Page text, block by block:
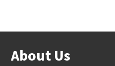
About Us